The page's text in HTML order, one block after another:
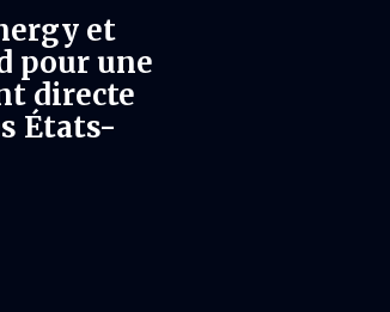
et
pour une
directe
États-